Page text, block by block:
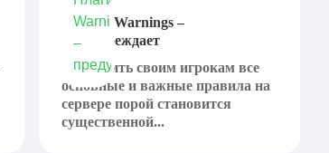
Плагин Warnings –
предупреждает
Объяснить своим игрокам все
основные и важные правила на
сервере порой становится
существенной...